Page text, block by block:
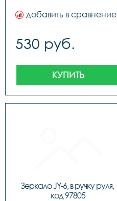
добавить в сравнение
530 руб.
КУПИТЬ
Зеркало JY-6, в ручку руля,
код 97805